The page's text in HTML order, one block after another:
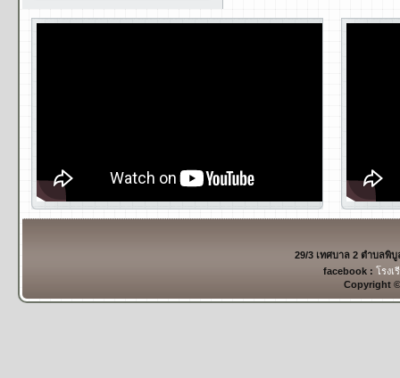
29/3 เทศบาล 2 ตำบลพิ
facebook : โรงเ
Copyright